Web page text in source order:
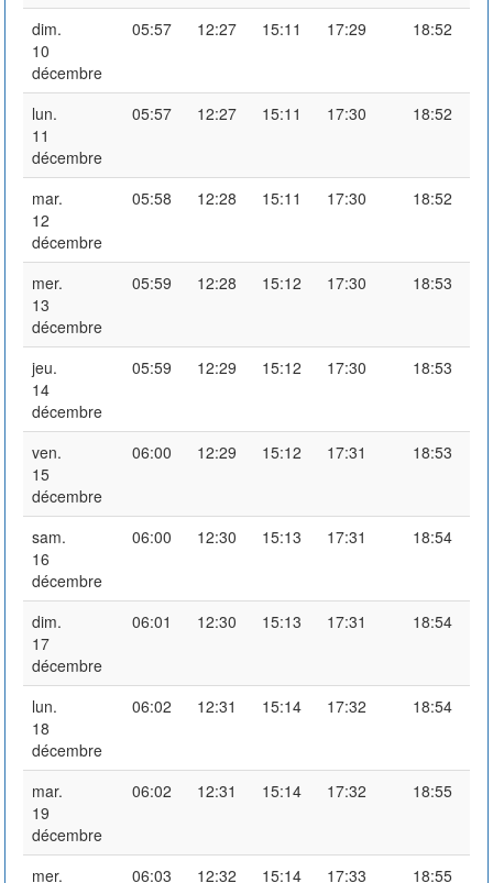
dim.
10
décembre
05:57 12:27 15:11 17:29 18:52
lun.
11
décembre
05:57 12:27 15:11 17:30 18:52
mar.
12
décembre
05:58 12:28 15:11 17:30 18:52
mer.
13
décembre
05:59 12:28 15:12 17:30 18:53
jeu.
14
décembre
05:59 12:29 15:12 17:30 18:53
ven.
15
décembre
06:00 12:29 15:12 17:31 18:53
sam.
16
décembre
06:00 12:30 15:13 17:31 18:54
dim.
17
décembre
06:01 12:30 15:13 17:31 18:54
lun.
18
décembre
06:02 12:31 15:14 17:32 18:54
mar.
19
décembre
06:02 12:31 15:14 17:32 18:55
mer. 06:03 12:32 15:14 17:33 18:55